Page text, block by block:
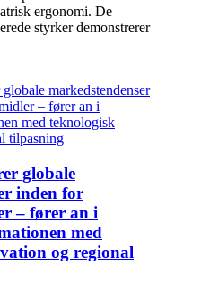
ergonomi. De
styrker demonstrerer
globale
inden for
– fører an i
med
og regional